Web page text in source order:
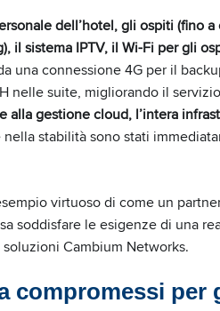
dell’hotel, gli ospiti (fino
il sistema IPTV, il Wi-Fi per gli
una connessione 4G per il
nelle suite, migliorando il
alla gestione cloud, l’intera
stabilità sono stati
virtuoso di come un
soddisfare le esigenze di una
Cambium Networks.
compromessi per